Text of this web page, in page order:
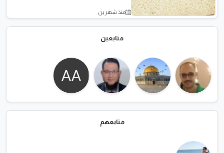
متابعين
متابعهم
السيرة النبوية
منذ شهرين